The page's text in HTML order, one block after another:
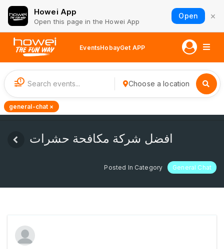
Howei App
Open this page in the Howei App
Open ×
EventsHobayGet APP
1 Choose a location
general-chat ×
افضل شركة مكافحة حشرات
Posted In Category General Chat